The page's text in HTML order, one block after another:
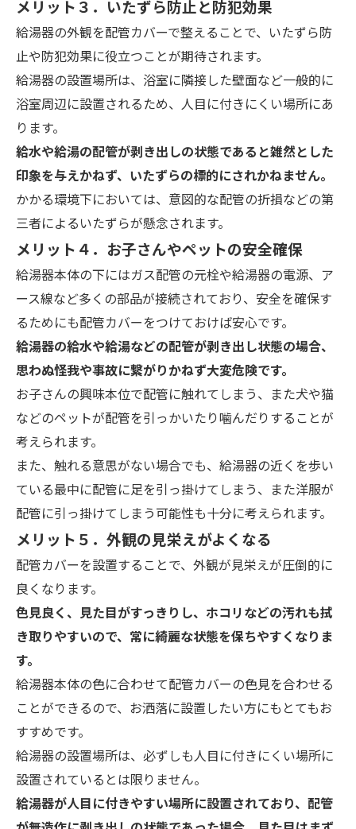
メリット３．いたずら防止と防犯効果
給湯器の外観を配管カバーで整えることで、いたずら防
止や防犯効果に役立つことが期待されます。
給湯器の設置場所は、浴室に隣接した壁面など一般的に
浴室周辺に設置されるため、人目に付きにくい場所にあ
ります。
給水や給湯の配管が剥き出しの状態であると雑然とした
印象を与えかねず、いたずらの標的にされかねません。
かかる環境下においては、意図的な配管の折損などの第
三者によるいたずらが懸念されます。
メリット４．お子さんやペットの安全確保
給湯器本体の下にはガス配管の元栓や給湯器の電源、ア
ース線など多くの部品が接続されており、安全を確保す
るためにも配管カバーをつけておけば安心です。
給湯器の給水や給湯などの配管が剥き出し状態の場合、
思わぬ怪我や事故に繋がりかねず大変危険です。
お子さんの興味本位で配管に触れてしまう、また犬や猫
などのペットが配管を引っかいたり噛んだりすることが
考えられます。
また、触れる意思がない場合でも、給湯器の近くを歩い
ている最中に配管に足を引っ掛けてしまう、また洋服が
配管に引っ掛けてしまう可能性も十分に考えられます。
メリット５．外観の見栄えがよくなる
配管カバーを設置することで、外観が見栄えが圧倒的に
良くなります。
色見良く、見た目がすっきりし、ホコリなどの汚れも拭
き取りやすいので、常に綺麗な状態を保ちやすくなりま
す。
給湯器本体の色に合わせて配管カバーの色見を合わせる
ことができるので、お洒落に設置したい方にもとてもお
すすめです。
給湯器の設置場所は、必ずしも人目に付きにくい場所に
設置されているとは限りません。
給湯器が人目に付きやすい場所に設置されており、配管